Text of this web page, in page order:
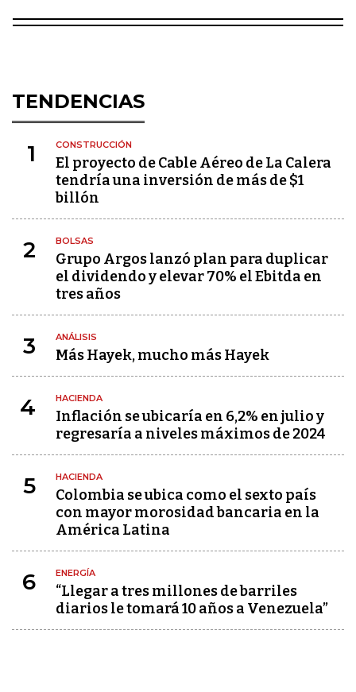
TENDENCIAS
1 CONSTRUCCIÓN
El proyecto de Cable Aéreo de La Calera
tendría una inversión de más de $1
billón
2 BOLSAS
Grupo Argos lanzó plan para duplicar
el dividendo y elevar 70% el Ebitda en
tres años
3 ANÁLISIS
Más Hayek, mucho más Hayek
4 HACIENDA
Inflación se ubicaría en 6,2% en julio y
regresaría a niveles máximos de 2024
5 HACIENDA
Colombia se ubica como el sexto país
con mayor morosidad bancaria en la
América Latina
6 ENERGÍA
“Llegar a tres millones de barriles
diarios le tomará 10 años a Venezuela”